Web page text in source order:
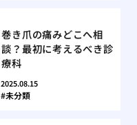
巻き爪の痛みどこへ相
談？最初に考えるべき診
療科
2025.08.15
未分類